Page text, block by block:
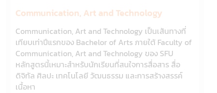
Communication, Art and Technology
Communication, Art and Technology เป็นเส้นทางที่
เทียบเท่าปีแรกของ Bachelor of Arts ภายใต้ Faculty of
Communication, Art and Technology ของ SFU
หลักสูตรนี้เหมาะสำหรับนักเรียนที่สนใจการสื่อสาร สื่อ
ดิจิทัล ศิลปะ เทคโนโลยี วัฒนธรรม และการสร้างสรรค์
เนื้อหา